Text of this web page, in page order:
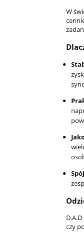
W
czy